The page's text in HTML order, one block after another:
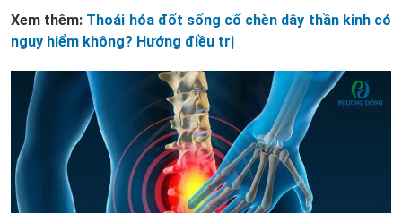
Xem thêm: Thoái hóa đốt sống cổ chèn dây thần kinh có
nguy hiểm không? Hướng điều trị